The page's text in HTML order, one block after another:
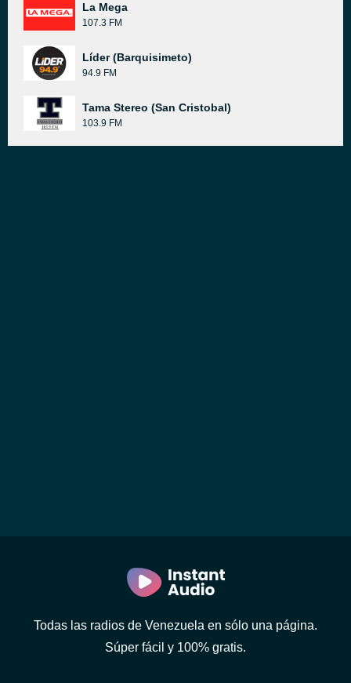
La Mega
107.3 FM
Líder (Barquisimeto)
94.9 FM
Tama Stereo (San Cristobal)
103.9 FM
Todas las radios de Venezuela en sólo una página.
Súper fácil y 100% gratis.